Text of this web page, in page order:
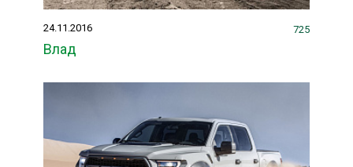
24.11.2016
Влад
725